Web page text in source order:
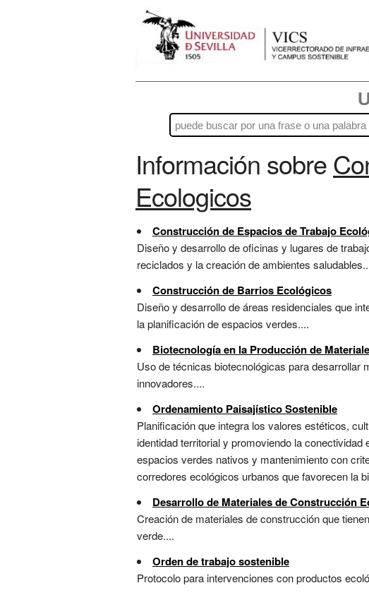
Información sobre
Ecologicos
Construcción de Espacios de Trabajo
Diseño y desarrollo de oficinas y lugares de
reciclados y la creación de ambientes
Construcción de Barrios Ecológicos
Diseño y desarrollo de áreas residenciales que
la planificación de espacios verdes....
Biotecnología en la Producción de
Uso de técnicas biotecnológicas para
innovadores....
Ordenamiento Paisajístico Sostenible
Planificación que integra los valores estéticos,
identidad territorial y promoviendo la
espacios verdes nativos y mantenimiento con
corredores ecológicos urbanos que favorecen la
Desarrollo de Materiales de Construcción
Creación de materiales de construcción que
verde....
Orden de trabajo sostenible
Protocolo para intervenciones con productos